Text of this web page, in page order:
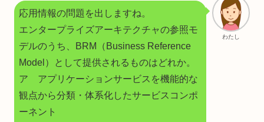
わたし
応用情報の問題を出しますね。
エンタープライズアーキテクチャの参照モ
デルのうち、BRM（Business Reference
Model）として提供されるものはどれか。
ア アプリケーションサービスを機能的な
観点から分類・体系化したサービスコンポ
ーネント